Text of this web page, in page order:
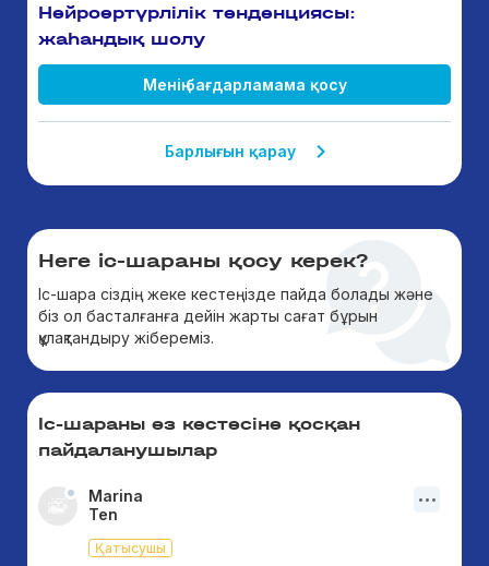
Нейроәртүрлілік тенденциясы:
жаһандық шолу
Менің бағдарламама қосу
Барлығын қарау
Неге іс-шараны қосу керек?
Іс-шара сіздің жеке кестеңізде пайда болады және
біз ол басталғанға дейін жарты сағат бұрын
құлақтандыру жібереміз.
Іс-шараны өз кестесіне қосқан
пайдаланушылар
Marina
Ten
Қатысушы